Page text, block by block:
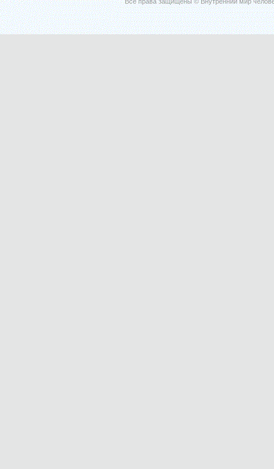
Все права защищены © Внутренний мир